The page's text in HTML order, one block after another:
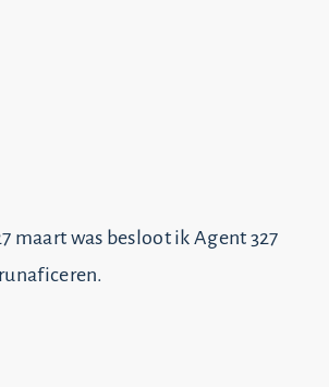
maart was besloot ik Agent 327